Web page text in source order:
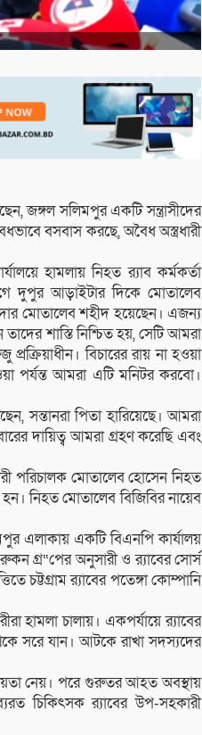
জঙ্গল সলিমপুর একটি সন্ত্রাসীদের
বসবাস করছে, অবৈধ অস্ত্রধারী
হামলায় নিহত র‌্যাব কর্মকর্তা
দুপুর আড়াইটার দিকে মোতালেব
মোতালেব শহীদ হয়েছেন। এজন্য
শাস্তি নিশ্চিত হয়, সেটি আমরা
বিচারের রায় না হওয়া
পর্যন্ত আমরা এটি মনিটর করবো।
সন্তানরা পিতা হারিয়েছে। আমরা
দায়িত্ব আমরা গ্রহণ করেছি এবং
পরিচালক মোতালেব হোসেন নিহত
নিহত মোতালেব বিজিবির নায়েব
এলাকায় একটি বিএনপি কার্যালয়
গ্র“পের অনুসারী ও র‌্যাবের সোর্স
চট্টগ্রাম র‌্যাবের পতেঙ্গা কোম্পানি
হামলা চালায়। একপর্যায়ে র‌্যাবের
সরে যান। আটকে রাখা সদস্যদের
নেয়। পরে গুরুতর আহত অবস্থায়
চিকিৎসক র‌্যাবের উপ-সহকারী